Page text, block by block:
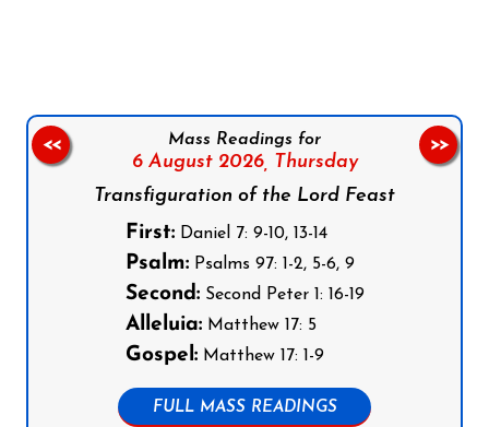
Mass Readings for
6 August 2026,
Thursday
Transfiguration of the Lord Feast
First:Daniel 7: 9-10, 13-14
Psalm:Psalms 97: 1-2, 5-6, 9
Second:Second Peter 1: 16-19
Alleluia:Matthew 17: 5
Gospel:Matthew 17: 1-9
FULL MASS READINGS
<< >>